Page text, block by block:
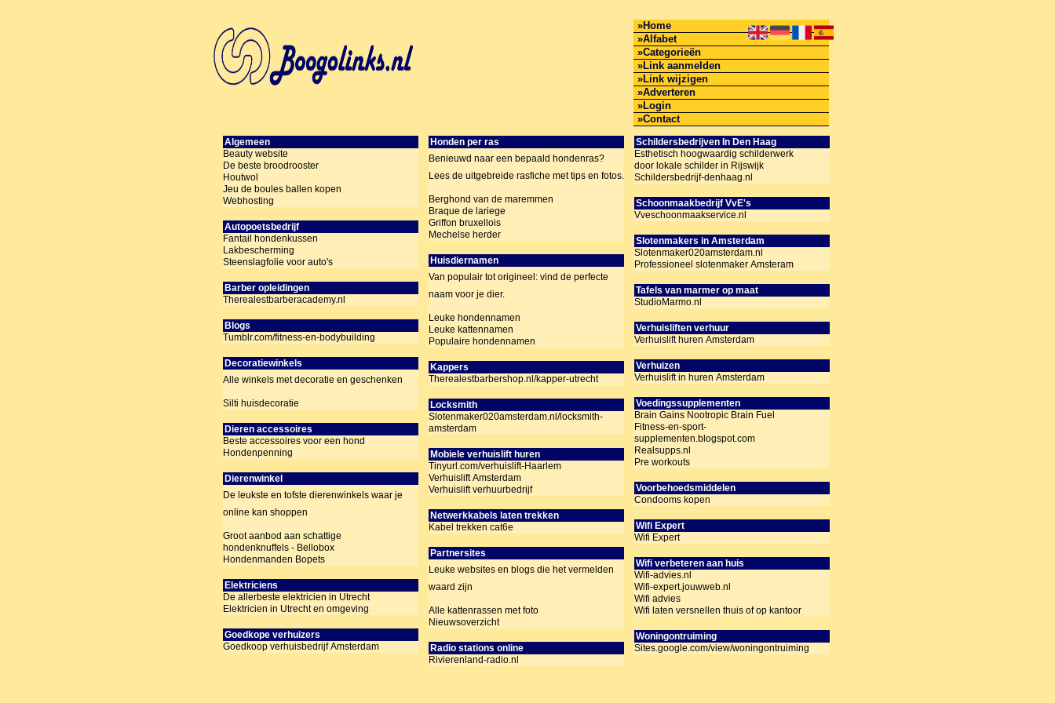
Home
Alfabet
Categorieën
Link aanmelden
Link wijzigen
Adverteren
Login
Contact
Algemeen
Beauty website
De beste broodrooster
Houtwol
Jeu de boules ballen kopen
Webhosting
Autopoetsbedrijf
Fantail hondenkussen
Lakbescherming
Steenslagfolie voor auto's
Barber opleidingen
Therealestbarberacademy.nl
Blogs
Tumblr.com/fitness-en-bodybuilding
Decoratiewinkels
Alle winkels met decoratie en geschenken
Silti huisdecoratie
Dieren accessoires
Beste accessoires voor een hond
Hondenpenning
Dierenwinkel
De leukste en tofste dierenwinkels waar je
online kan shoppen
Groot aanbod aan schattige
hondenknuffels - Bellobox
Hondenmanden Bopets
Elektriciens
De allerbeste elektricien in Utrecht
Elektricien in Utrecht en omgeving
Goedkope verhuizers
Goedkoop verhuisbedrijf Amsterdam
Honden per ras
Benieuwd naar een bepaald hondenras?
Lees de uitgebreide rasfiche met tips en fotos.
Berghond van de maremmen
Braque de lariege
Griffon bruxellois
Mechelse herder
Huisdiernamen
Van populair tot origineel: vind de perfecte
naam voor je dier.
Leuke hondennamen
Leuke kattennamen
Populaire hondennamen
Kappers
Therealestbarbershop.nl/kapper-utrecht
Locksmith
Slotenmaker020amsterdam.nl/locksmith-
amsterdam
Mobiele verhuislift huren
Tinyurl.com/verhuislift-Haarlem
Verhuislift Amsterdam
Verhuislift verhuurbedrijf
Netwerkkabels laten trekken
Kabel trekken cat6e
Partnersites
Leuke websites en blogs die het vermelden
waard zijn
Alle kattenrassen met foto
Nieuwsoverzicht
Radio stations online
Rivierenland-radio.nl
Schildersbedrijven In Den Haag
Esthetisch hoogwaardig schilderwerk
door lokale schilder in Rijswijk
Schildersbedrijf-denhaag.nl
Schoonmaakbedrijf VvE's
Vveschoonmaakservice.nl
Slotenmakers in Amsterdam
Slotenmaker020amsterdam.nl
Professioneel slotenmaker Amsteram
Tafels van marmer op maat
StudioMarmo.nl
Verhuisliften verhuur
Verhuislift huren Amsterdam
Verhuizen
Verhuislift in huren Amsterdam
Voedingssupplementen
Brain Gains Nootropic Brain Fuel
Fitness-en-sport-
supplementen.blogspot.com
Realsupps.nl
Pre workouts
Voorbehoedsmiddelen
Condooms kopen
Wifi Expert
Wifi Expert
Wifi verbeteren aan huis
Wifi-advies.nl
Wifi-expert.jouwweb.nl
Wifi advies
Wifi laten versnellen thuis of op kantoor
Woningontruiming
Sites.google.com/view/woningontruiming